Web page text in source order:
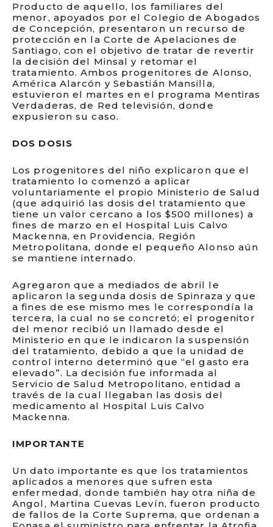
Producto de aquello, los familiares del
menor, apoyados por el Colegio de Abogados
de Concepción, presentaron un recurso de
protección en la Corte de Apelaciones de
Santiago, con el objetivo de tratar de revertir
la decisión del Minsal y retomar el
tratamiento. Ambos progenitores de Alonso,
América Alarcón y Sebastián Mansilla,
estuvieron el martes en el programa Mentiras
Verdaderas, de Red televisión, donde
expusieron su caso.
DOS DOSIS
Los progenitores del niño explicaron que el
tratamiento lo comenzó a aplicar
voluntariamente el propio Ministerio de Salud
(que adquirió las dosis del tratamiento que
tiene un valor cercano a los $500 millones) a
fines de marzo en el Hospital Luis Calvo
Mackenna, en Providencia, Región
Metropolitana, donde el pequeño Alonso aún
se mantiene internado.
Agregaron que a mediados de abril le
aplicaron la segunda dosis de Spinraza y que
a fines de ese mismo mes le correspondía la
tercera, la cual no se concretó; el progenitor
del menor recibió un llamado desde el
Ministerio en que le indicaron la suspensión
del tratamiento, debido a que la unidad de
control interno determinó que “el gasto era
elevado”. La decisión fue informada al
Servicio de Salud Metropolitano, entidad a
través de la cual llegaban las dosis del
medicamento al Hospital Luis Calvo
Mackenna.
IMPORTANTE
Un dato importante es que los tratamientos
aplicados a menores que sufren esta
enfermedad, donde también hay otra niña de
Angol, Martina Cuevas Levín, fueron producto
de fallos de la Corte Suprema, que ordenan a